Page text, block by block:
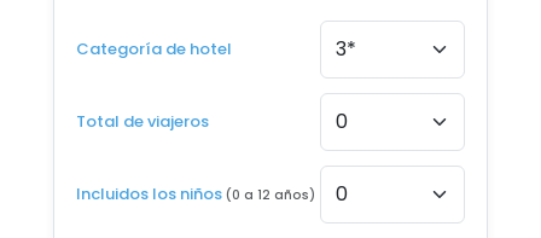
12 AGO - 19 AGO 2026
13 AGO - 20 AGO 2026
Categoría de hotel
Total de viajeros
Incluidos los niños (0 a 12 años)